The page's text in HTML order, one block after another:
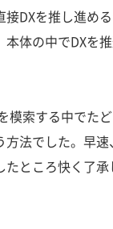
DXを推し進め
体の中でDXを
索する中でた
法でした。早
ところ快く了